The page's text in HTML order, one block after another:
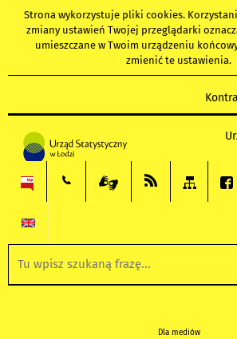
Strona wykorzystuje pliki cookies.
zmiany ustawień Twojej przeglądarki
umieszczane w Twoim urządzeniu
zmienić te ustawienia.
Dla mediów